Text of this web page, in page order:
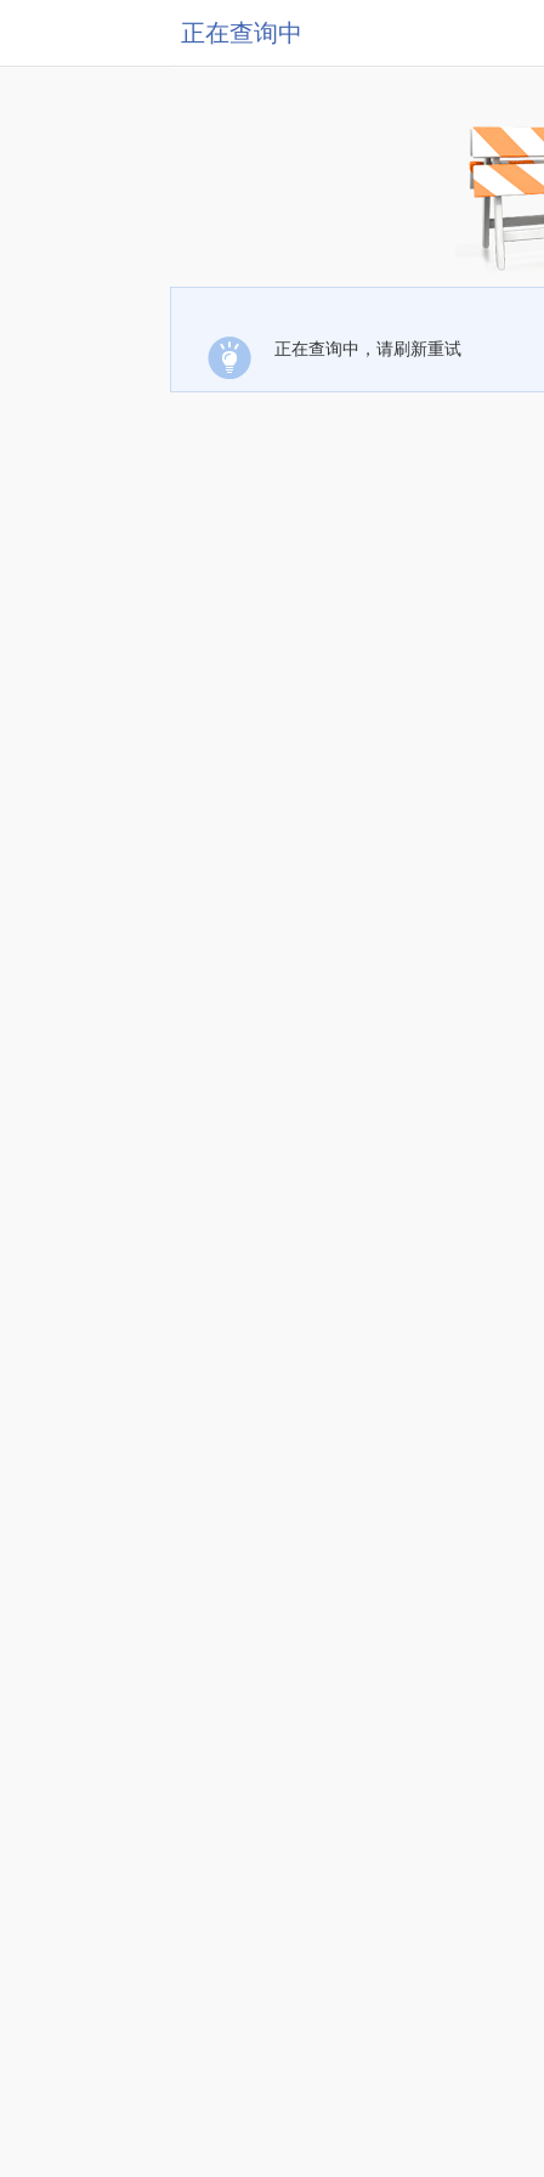
正在查询中
正在查询中，请刷新重试